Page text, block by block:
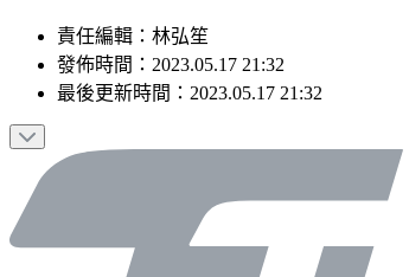
責任編輯 ： 林弘笙
發佈時間： 2023.05.17 21:32
最後更新時間： 2023.05.17 21:32